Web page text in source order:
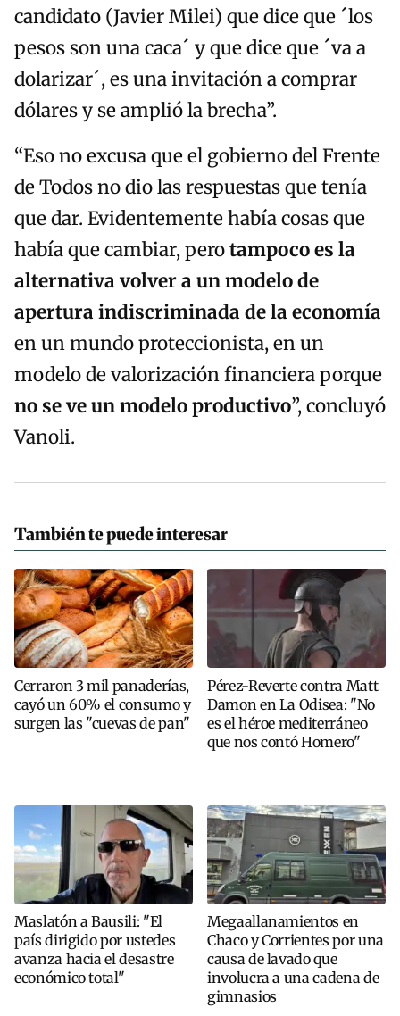
candidato (Javier Milei) que dice que ´los
pesos son una caca´ y que dice que ´va a
dolarizar´, es una invitación a comprar
dólares y se amplió la brecha”.
“Eso no excusa que el gobierno del Frente
de Todos no dio las respuestas que tenía
que dar. Evidentemente había cosas que
había que cambiar, perotampoco es la
alternativa volver a un modelo de
apertura indiscriminada de la economía
en un mundo proteccionista, en un
modelo de valorización financiera porque
no se ve un modelo productivo”, concluyó
Vanoli.
También te puede interesar
Cerraron 3 mil panaderías,
cayó un 60% el consumo y
surgen las "cuevas de pan"
Pérez-Reverte contra Matt
Damon en La Odisea: "No
es el héroe mediterráneo
que nos contó Homero"
Maslatón a Bausili: "El
país dirigido por ustedes
avanza hacia el desastre
económico total"
Megaallanamientos en
Chaco y Corrientes por una
causa de lavado que
involucra a una cadena de
gimnasios